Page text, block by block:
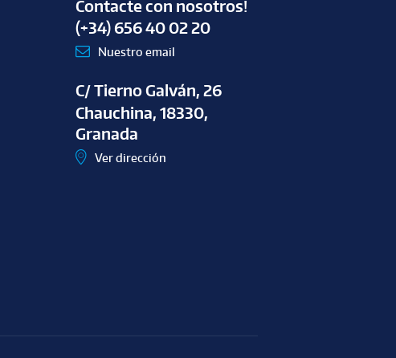
Contacte con nosotros!
(+34) 656 40 02 20
Nuestro email
C/ Tierno Galván, 26
Chauchina, 18330,
Granada
Ver dirección